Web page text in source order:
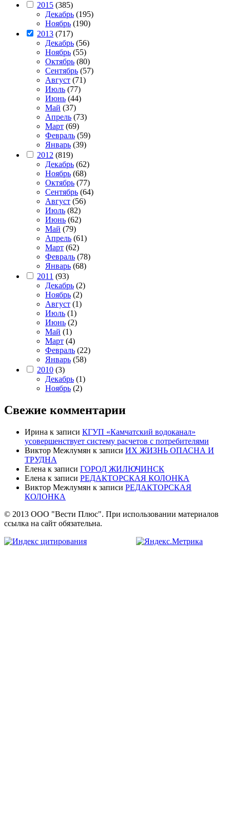
2015 (385)
Декабрь (195)
Ноябрь (190)
2013 (717)
Декабрь (56)
Ноябрь (55)
Октябрь (80)
Сентябрь (57)
Август (71)
Июль (77)
Июнь (44)
Май (37)
Апрель (73)
Март (69)
Февраль (59)
Январь (39)
2012 (819)
Декабрь (62)
Ноябрь (68)
Октябрь (77)
Сентябрь (64)
Август (56)
Июль (82)
Июнь (62)
Май (79)
Апрель (61)
Март (62)
Февраль (78)
Январь (68)
2011 (93)
Декабрь (2)
Ноябрь (2)
Август (1)
Июль (1)
Июнь (2)
Май (1)
Март (4)
Февраль (22)
Январь (58)
2010 (3)
Декабрь (1)
Ноябрь (2)
Свежие комментарии
Ирина к записи КГУП «Камчатский водоканал»
усовершенствует систему расчетов с потребителями
Виктор Межлумян к записи ИХ ЖИЗНЬ ОПАСНА И
ТРУДНА
Елена к записи ГОРОД ЖИЛЮЧИНСК
Елена к записи РЕДАКТОРСКАЯ КОЛОНКА
Виктор Межлумян к записи РЕДАКТОРСКАЯ
КОЛОНКА
© 2013 ООО "Вести Плюс". При использовании материалов
ссылка на сайт обязательна.